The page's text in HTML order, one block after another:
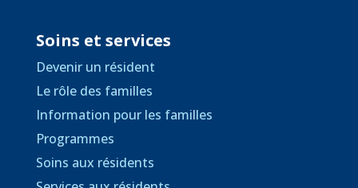
Soins et services
Devenir un résident
Le rôle des familles
Information pour les familles
Programmes
Soins aux résidents